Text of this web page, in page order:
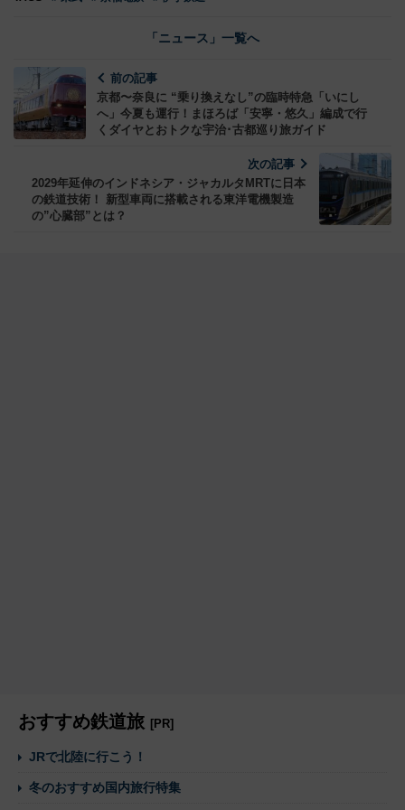
「ニュース」一覧へ
前の記事
京都〜奈良に “乗り換えなし”の臨時特急「いにし
へ」今夏も運行！まほろば「安寧・悠久」編成で行
くダイヤとおトクな宇治･古都巡り旅ガイド
次の記事
2029年延伸のインドネシア・ジャカルタMRTに日本
の鉄道技術！ 新型車両に搭載される東洋電機製造
の”心臓部”とは？
おすすめ鉄道旅 [PR]
JRで北陸に行こう！
冬のおすすめ国内旅行特集